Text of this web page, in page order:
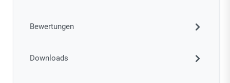
Bewertungen
Downloads